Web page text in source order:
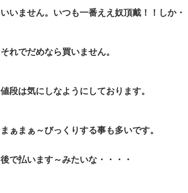
いいません。いつも一番ええ奴頂戴！！しか・
それでだめなら買いません。
値段は気にしなようにしております。
まぁまぁ～びっくりする事も多いです。
後で払います～みたいな・・・・